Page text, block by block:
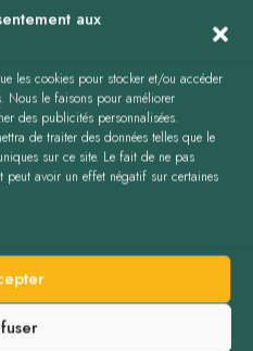
aux
les cookies pour stocker et/ou accéder
Nous le faisons pour améliorer
des publicités personnalisées.
de traiter des données telles que le
sur ce site. Le fait de ne pas
peut avoir un effet négatif sur certaines
responsables envers vous
suspension ou
utilisation du site web ou de
sur le site web. Vous
ou autre paiement, même
réglages et/ou tout
ou sur lequel vous vous
perdus. Vous ne devez pas
de contourner ou de
d’accès à notre site web.